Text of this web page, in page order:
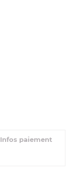
Infos paiement